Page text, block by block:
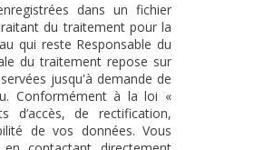
dans un fichier
du traitement pour la
qui reste Responsable du
du traitement repose sur
jusqu'à demande de
Conformément à la loi «
de rectification,
de vos données. Vous